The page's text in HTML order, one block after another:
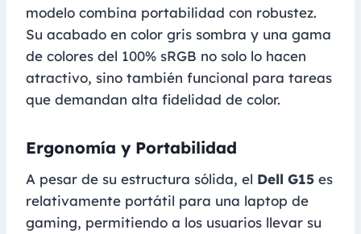
modelo combina portabilidad con robustez.
Su acabado en color gris sombra y una gama
de colores del 100% sRGB no solo lo hacen
atractivo, sino también funcional para tareas
que demandan alta fidelidad de color.
Ergonomía y Portabilidad
A pesar de su estructura sólida, el Dell G15 es
relativamente portátil para una laptop de
gaming, permitiendo a los usuarios llevar su